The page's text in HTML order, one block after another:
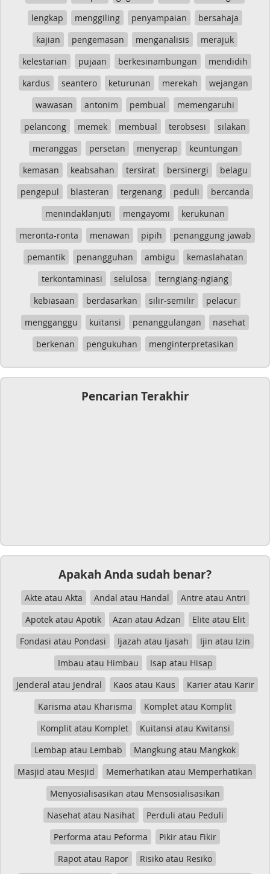
lengkap
menggiling penyampaian
bersahaja
kajian
pengemasan menganalisis
merajuk
kelestarian
pujaan berkesinambungan
mendidih
kardus
seantero keturunan merekah
wejangan
wawasan
antonim pembual
memengaruhi
pelancong
memek membual terobsesi
silakan
meranggas
persetan menyerap
keuntungan
kemasan
keabsahan tersirat bersinergi
belagu
pengepul
blasteran tergenang peduli
bercanda
menindaklanjuti
mengayomi
kerukunan
meronta-ronta
menawan pipih
penanggung jawab
pemantik
penangguhan ambigu
kemaslahatan
terkontaminasi
selulosa
terngiang-ngiang
kebiasaan
berdasarkan silir-semilir
pelacur
mengganggu
kuitansi penanggulangan
nasehat
berkenan
pengukuhan menginterpretasikan
Pencarian Terakhir
Apakah Anda sudah benar?
Akte atau Akta Andal atau Handal
Antre atau Antri
Apotek atau Apotik
Azan atau Adzan
Elite atau Elit
Fondasi atau Pondasi
Ijazah atau Ijasah
Ijin atau Izin
Imbau atau Himbau
Isap atau Hisap
Jenderal atau Jendral
Kaos atau Kaus
Karier atau Karir
Karisma atau Kharisma
Komplet atau Komplit
Komplit atau Komplet
Kuitansi atau Kwitansi
Lembap atau Lembab
Mangkung atau Mangkok
Masjid atau Mesjid
Memerhatikan atau Memperhatikan
Menyosialisasikan atau Mensosialisasikan
Nasehat atau Nasihat
Perduli atau Peduli
Performa atau Peforma
Pikir atau Fikir
Rapot atau Rapor
Risiko atau Resiko